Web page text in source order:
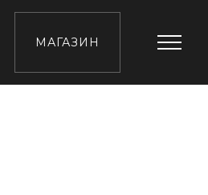
МАГАЗИН